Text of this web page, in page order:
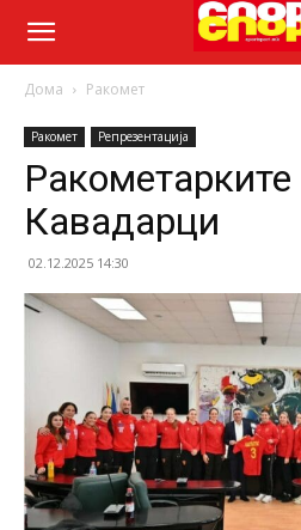
Дома Ракомет
Ракомет Репрезентација
Ракометарките
Кавадарци
02.12.2025 14:30